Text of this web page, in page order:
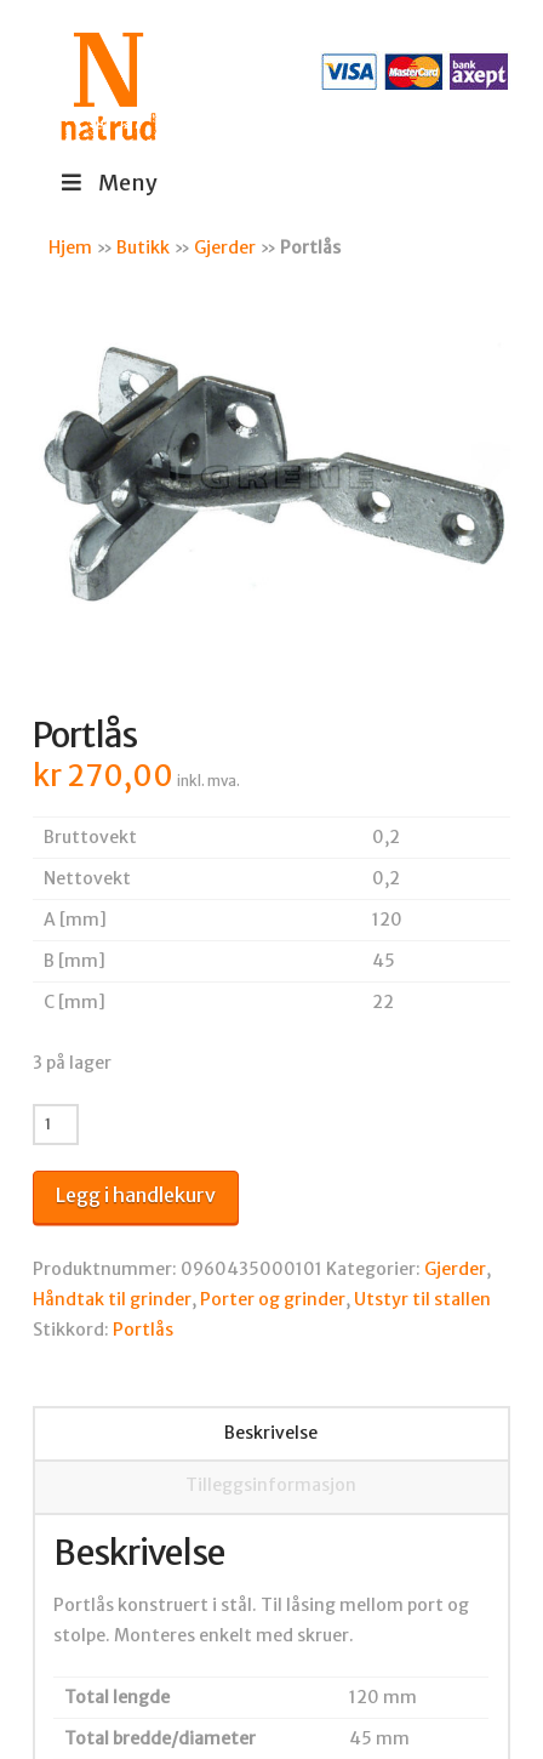
Meny
Hjem » Butikk » Gjerder » Portlås
Portlås
kr270,00 inkl. mva.
Bruttovekt
0,2
Nettovekt
0,2
A [mm]
120
B [mm]
45
C [mm]
22
3 på lager
Portlås
antall
Legg i handlekurv
Produktnummer: 0960435000101 Kategorier: Gjerder,
Håndtak til grinder, Porter og grinder, Utstyr til stallen
Stikkord: Portlås
Beskrivelse
Tilleggsinformasjon
Beskrivelse
Portlås konstruert i stål. Til låsing mellom port og
stolpe. Monteres enkelt med skruer.
Total lengde
120 mm
Total bredde/diameter
45 mm